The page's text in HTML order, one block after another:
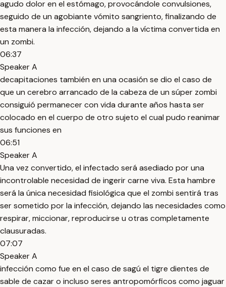
agudo dolor en el estómago, provocándole convulsiones,
seguido de un agobiante vómito sangriento, finalizando de
esta manera la infección, dejando a la víctima convertida en
un zombi.
06:37
Speaker A
decapitaciones también en una ocasión se dio el caso de
que un cerebro arrancado de la cabeza de un súper zombi
consiguió permanecer con vida durante años hasta ser
colocado en el cuerpo de otro sujeto el cual pudo reanimar
sus funciones en
06:51
Speaker A
Una vez convertido, el infectado será asediado por una
incontrolable necesidad de ingerir carne viva. Esta hambre
será la única necesidad fisiológica que el zombi sentirá tras
ser sometido por la infección, dejando las necesidades como
respirar, miccionar, reproducirse u otras completamente
clausuradas.
07:07
Speaker A
infección como fue en el caso de sagú el tigre dientes de
sable de cazar o incluso seres antropomórficos como jaguar